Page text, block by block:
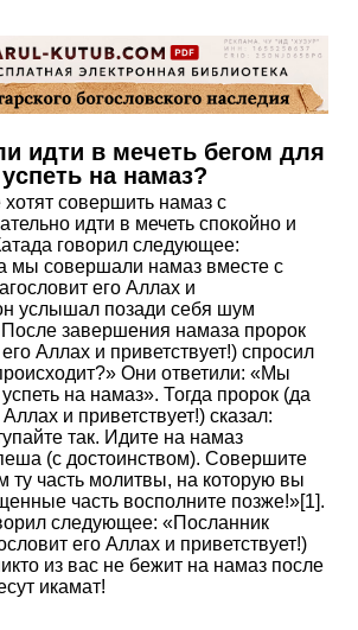
идти в мечеть бегом для
на намаз?
совершить намаз с
идти в мечеть спокойно и
говорил следующее:
мы совершали намаз вместе с
его Аллах и
услышал позади себя шум
завершения намаза пророк
Аллах и приветствует!) спросил
Они ответили: «Мы
на намаз». Тогда пророк (да
и приветствует!) сказал:
так. Идите на намаз
(с достоинством). Совершите
ту часть молитвы, на которую вы
часть восполните позже!»[1].
следующее: «Посланник
его Аллах и приветствует!)
из вас не бежит на намаз после
икамат!